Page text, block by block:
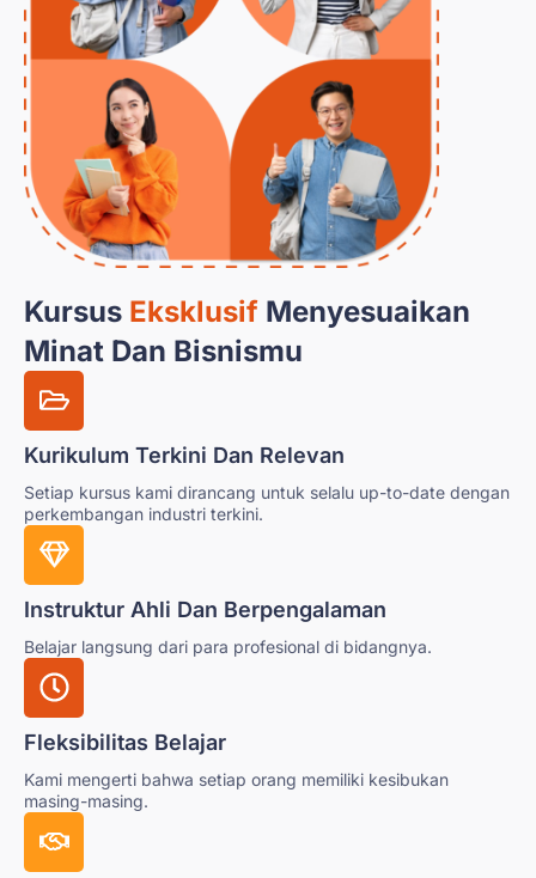
Kursus Eksklusif Menyesuaikan
Minat Dan Bisnismu
Kurikulum Terkini Dan Relevan
Setiap kursus kami dirancang untuk selalu up-to-date dengan
perkembangan industri terkini.
Instruktur Ahli Dan Berpengalaman
Belajar langsung dari para profesional di bidangnya.
Fleksibilitas Belajar
Kami mengerti bahwa setiap orang memiliki kesibukan
masing-masing.